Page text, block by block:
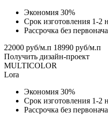
Экономия 30%
Срок изготовления 1-2
Рассрочка без
22000 руб/м.п 18990 руб/м.п
Получить дизайн-проект
MULTICOLOR
Lora
Экономия 30%
Срок изготовления 1-2
Рассрочка без